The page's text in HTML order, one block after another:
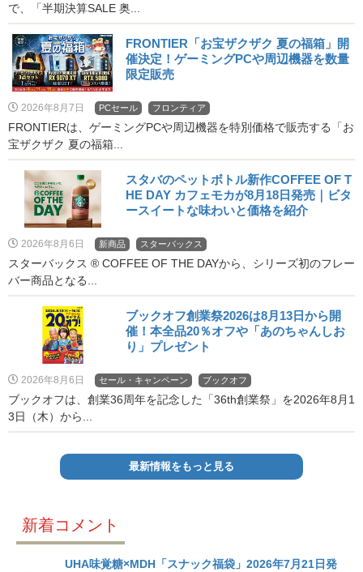
で、「半期決算SALE 奥...
FRONTIER「お宝ザクザク 夏の福箱」開
催決定！ゲーミングPCや周辺機器を数量
限定販売
2026年8月7日 PCセール フロンティア
FRONTIERは、ゲーミングPCや周辺機器を特別価格で販売する「お
宝ザクザク 夏の福箱...
スタバのペットボトル新作COFFEE OF T
HE DAY カフェモカが8月18日発売｜ビタ
ースイートな味わいと価格を紹介
2026年8月6日 新商品 スターバックス
スターバックス ® COFFEE OF THE DAYから、シリーズ初のフレー
バー商品となる...
ブックオフ創業祭2026は8月13日から開
催！本全品20％オフや「あのちゃんしお
り」プレゼント
2026年8月6日 セール・キャンペーン ブックオフ
ブックオフは、創業36周年を記念した「36th創業祭」を2026年8月1
3日（木）から...
最新情報をもっと見る
新着コメント
UHA味覚糖×MDH「スナック福袋」2026年7月21日発